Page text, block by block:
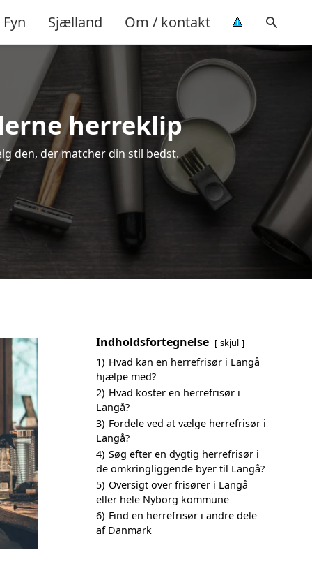
Fyn Sjælland Om / kontakt
herreklip
den, der matcher din stil bedst.
Indholdsfortegnelse skjul
1) Hvad kan en herrefrisør i Langå
hjælpe med?
2) Hvad koster en herrefrisør i
Langå?
3) Fordele ved at vælge herrefrisør i
Langå?
4) Søg efter en dygtig herrefrisør i
de omkringliggende byer til Langå?
5) Oversigt over frisører i Langå
eller hele Nyborg kommune
6) Find en herrefrisør i andre dele
af Danmark